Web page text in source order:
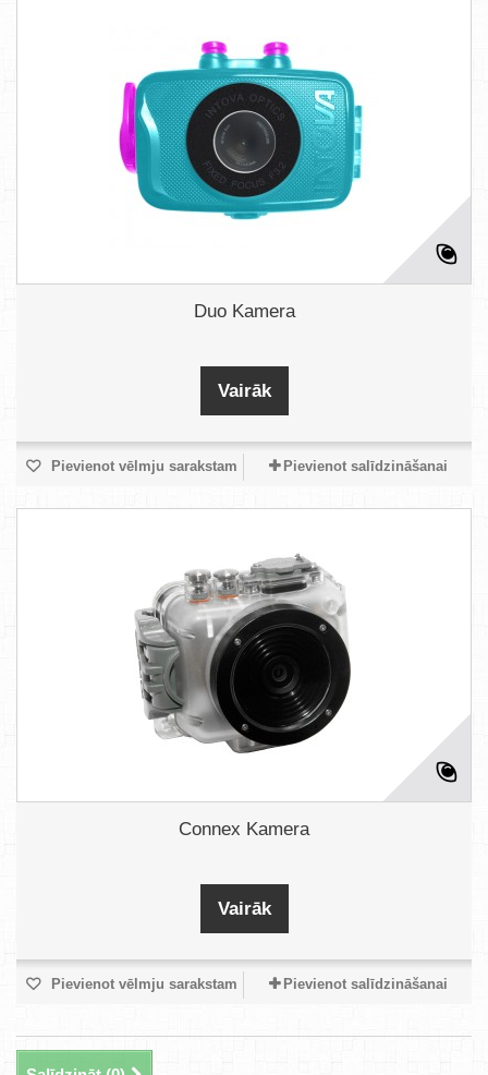
Duo Kamera
Vairāk
Pievienot vēlmju sarakstam Pievienot salīdzināšanai
Connex Kamera
Vairāk
Pievienot vēlmju sarakstam Pievienot salīdzināšanai